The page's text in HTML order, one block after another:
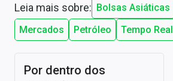
Leia mais sobre: Bolsas Asiáticas
Mercados
Petróleo Tempo Real
Por dentro dos